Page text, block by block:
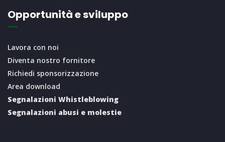
Opportunità e sviluppo
Lavora con noi
Diventa nostro fornitore
Richiedi sponsorizzazione
Area download
Segnalazioni Whistleblowing
Segnalazioni abusi e molestie